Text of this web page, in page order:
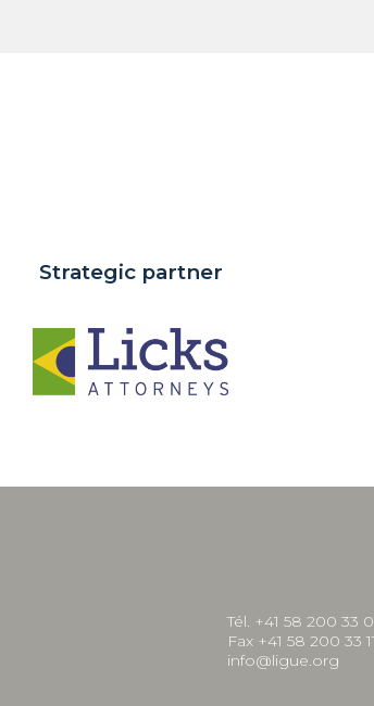
Strategic partner
Tél. +41 58 200 33
Fax +41 58 200 33
info@ligue.org